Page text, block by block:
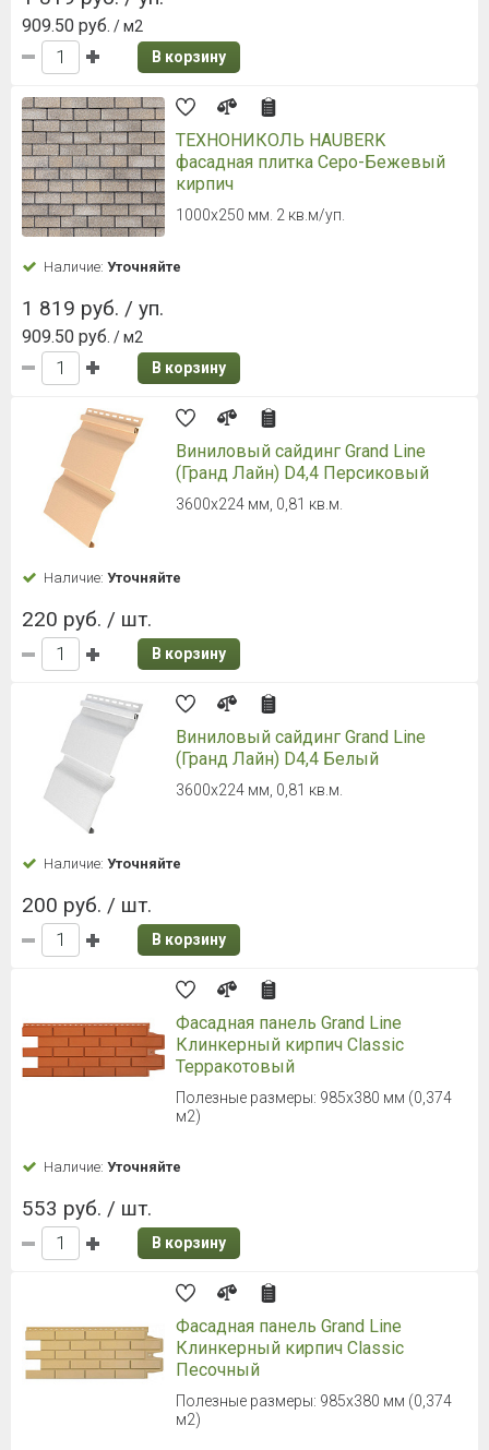
909.50 руб. / м2
В корзину
ТЕХНОНИКОЛЬ HAUBERK
фасадная плитка Серо-Бежевый
кирпич
1000х250 мм. 2 кв.м/уп.
Наличие: Уточняйте
1 819 руб. / уп.
909.50 руб. / м2
В корзину
Виниловый сайдинг Grand Line
(Гранд Лайн) D4,4 Персиковый
3600х224 мм, 0,81 кв.м.
Наличие: Уточняйте
220 руб. / шт.
В корзину
Виниловый сайдинг Grand Line
(Гранд Лайн) D4,4 Белый
3600х224 мм, 0,81 кв.м.
Наличие: Уточняйте
200 руб. / шт.
В корзину
Фасадная панель Grand Line
Клинкерный кирпич Classic
Терракотовый
Полезные размеры: 985х380 мм (0,374
м2)
Наличие: Уточняйте
553 руб. / шт.
В корзину
Фасадная панель Grand Line
Клинкерный кирпич Classic
Песочный
Полезные размеры: 985х380 мм (0,374
м2)